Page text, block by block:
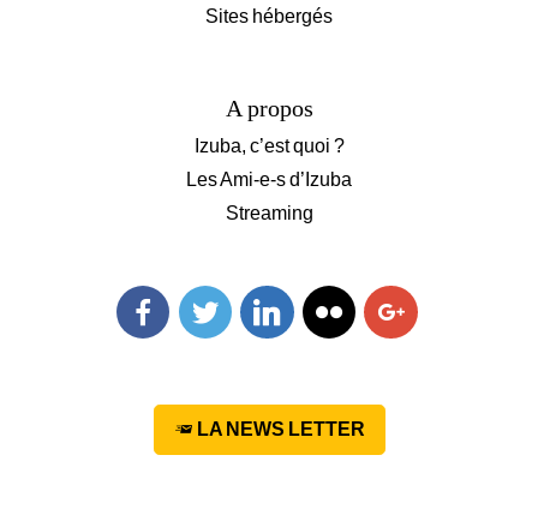
Sites hébergés
A propos
Izuba, c’est quoi ?
Les Ami-e-s d’Izuba
Streaming
LA NEWS LETTER